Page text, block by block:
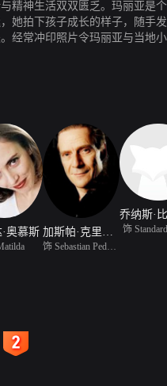
精神生活双双匮乏。玛丽亚是
她拍下孩子成长的样子，随手
经常冲印照片令玛丽亚与当地
奥慕斯 饰